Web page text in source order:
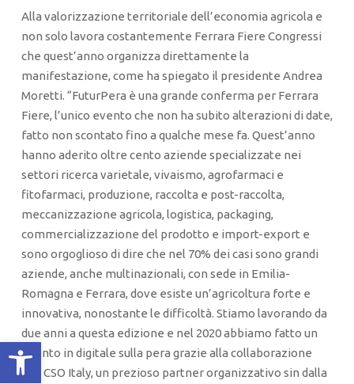
Apri la barra degli strumenti
Alla valorizzazione territoriale dell’economia agricola e
non solo lavora costantemente Ferrara Fiere Congressi
che quest’anno organizza direttamente la
manifestazione, come ha spiegato il presidente Andrea
Moretti. “FuturPera è una grande conferma per Ferrara
Fiere, l’unico evento che non ha subito alterazioni di date,
fatto non scontato fino a qualche mese fa. Quest’anno
hanno aderito oltre cento aziende specializzate nei
settori ricerca varietale, vivaismo, agrofarmaci e
fitofarmaci, produzione, raccolta e post-raccolta,
meccanizzazione agricola, logistica, packaging,
commercializzazione del prodotto e import-export e
sono orgoglioso di dire che nel 70% dei casi sono grandi
aziende, anche multinazionali, con sede in Emilia-
Romagna e Ferrara, dove esiste un’agricoltura forte e
innovativa, nonostante le difficoltà. Stiamo lavorando da
due anni a questa edizione e nel 2020 abbiamo fatto un
evento in digitale sulla pera grazie alla collaborazione
con CSO Italy, un prezioso partner organizzativo sin dalla